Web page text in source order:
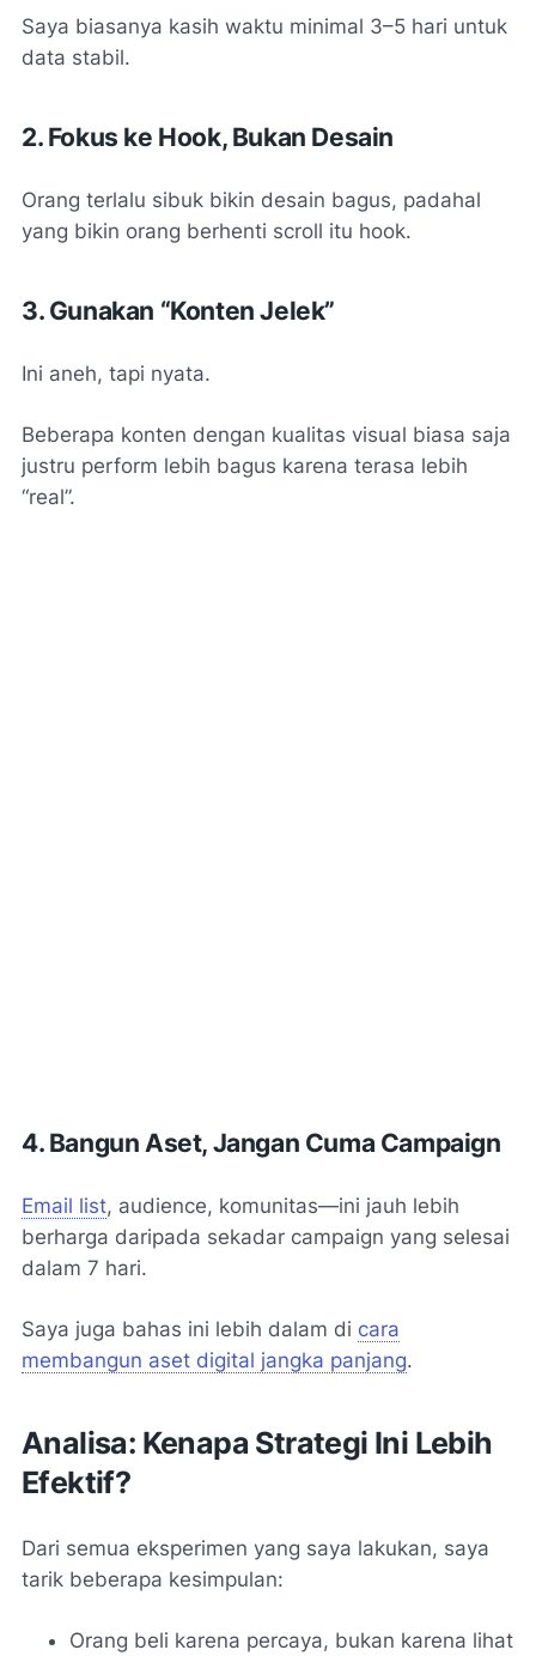
Saya biasanya kasih waktu minimal 3–5 hari untuk
data stabil.
2. Fokus ke Hook, Bukan Desain
Orang terlalu sibuk bikin desain bagus, padahal
yang bikin orang berhenti scroll itu hook.
3. Gunakan “Konten Jelek”
Ini aneh, tapi nyata.
Beberapa konten dengan kualitas visual biasa saja
justru perform lebih bagus karena terasa lebih
“real”.
4. Bangun Aset, Jangan Cuma Campaign
Email list, audience, komunitas—ini jauh lebih
berharga daripada sekadar campaign yang selesai
dalam 7 hari.
Saya juga bahas ini lebih dalam di cara
membangun aset digital jangka panjang.
Analisa: Kenapa Strategi Ini Lebih
Efektif?
Dari semua eksperimen yang saya lakukan, saya
tarik beberapa kesimpulan:
Orang beli karena percaya, bukan karena lihat